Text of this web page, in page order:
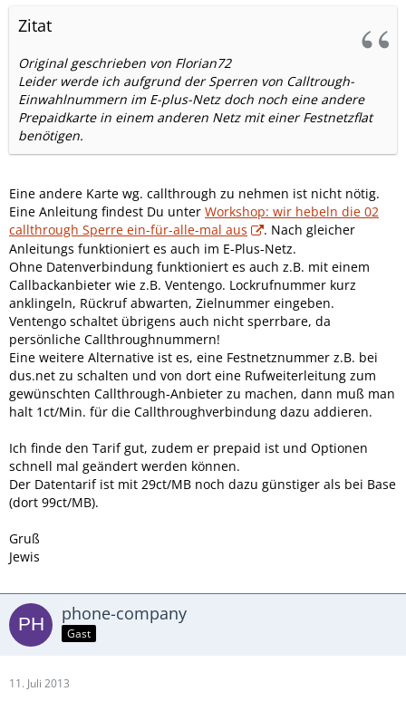
Zitat
Original geschrieben von Florian72
Leider werde ich aufgrund der Sperren von Calltrough-
Einwahlnummern im E-plus-Netz doch noch eine andere
Prepaidkarte in einem anderen Netz mit einer Festnetzflat
benötigen.
Eine andere Karte wg. callthrough zu nehmen ist nicht nötig.
Eine Anleitung findest Du unter Workshop: wir hebeln die 02
callthrough Sperre ein-für-alle-mal aus
. Nach gleicher
Anleitungs funktioniert es auch im E-Plus-Netz.
Ohne Datenverbindung funktioniert es auch z.B. mit einem
Callbackanbieter wie z.B. Ventengo. Lockrufnummer kurz
anklingeln, Rückruf abwarten, Zielnummer eingeben.
Ventengo schaltet übrigens auch nicht sperrbare, da
persönliche Callthroughnummern!
Eine weitere Alternative ist es, eine Festnetznummer z.B. bei
dus.net zu schalten und von dort eine Rufweiterleitung zum
gewünschten Callthrough-Anbieter zu machen, dann muß man
halt 1ct/Min. für die Callthroughverbindung dazu addieren.
Ich finde den Tarif gut, zudem er prepaid ist und Optionen
schnell mal geändert werden können.
Der Datentarif ist mit 29ct/MB noch dazu günstiger als bei Base
(dort 99ct/MB).
Gruß
Jewis
phone-company
Gast
11. Juli 2013